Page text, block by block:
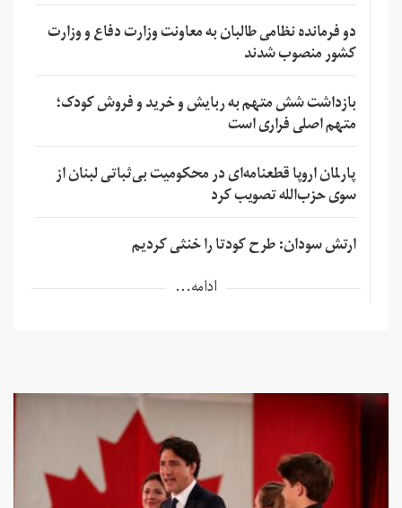
دو فرمانده نظامی طالبان به معاونت وزارت دفاع و وزارت
کشور منصوب شدند
بازداشت شش متهم به ربایش و خرید و فروش کودک؛
متهم اصلی فراری است
پارلمان اروپا قطعنامه‌ای در محکومیت بی‌ثباتی لبنان از
سوی حزب‌الله تصویب کرد
ارتش سودان: طرح کودتا را خنثی کردیم
ادامه...